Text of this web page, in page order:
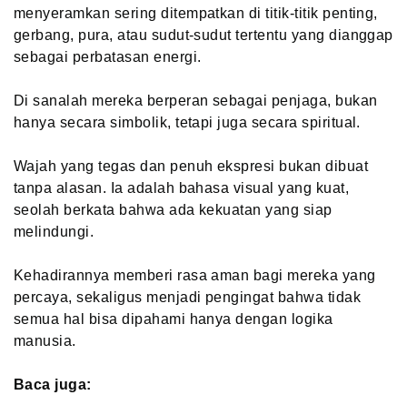
menyeramkan sering ditempatkan di titik-titik penting,
gerbang, pura, atau sudut-sudut tertentu yang dianggap
sebagai perbatasan energi.
Di sanalah mereka berperan sebagai penjaga, bukan
hanya secara simbolik, tetapi juga secara spiritual.
Wajah yang tegas dan penuh ekspresi bukan dibuat
tanpa alasan. Ia adalah bahasa visual yang kuat,
seolah berkata bahwa ada kekuatan yang siap
melindungi.
Kehadirannya memberi rasa aman bagi mereka yang
percaya, sekaligus menjadi pengingat bahwa tidak
semua hal bisa dipahami hanya dengan logika
manusia.
Baca juga: